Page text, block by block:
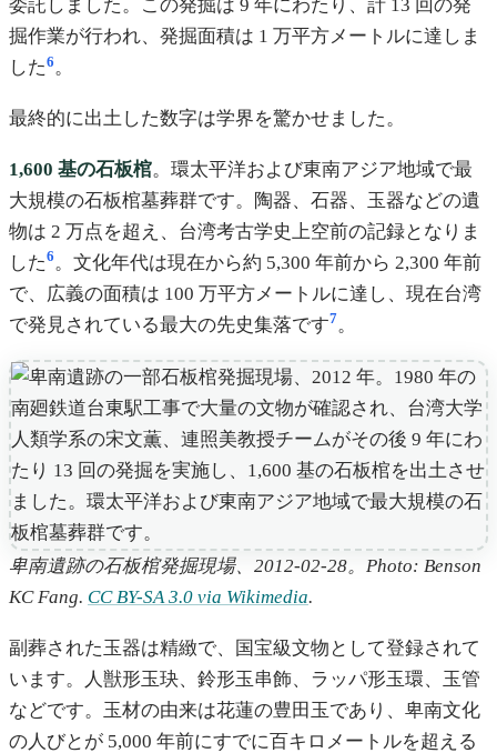
委託しました。この発掘は 9 年にわたり、計 13 回の発
掘作業が行われ、発掘面積は 1 万平方メートルに達しま
した6。
最終的に出土した数字は学界を驚かせました。
1,600 基の石板棺。環太平洋および東南アジア地域で最
大規模の石板棺墓葬群です。陶器、石器、玉器などの遺
物は 2 万点を超え、台湾考古学史上空前の記録となりま
した6 。文化年代は現在から約 5,300 年前から 2,300 年前
で、広義の面積は 100 万平方メートルに達し、現在台湾
で発見されている最大の先史集落です7。
卑南遺跡の石板棺発掘現場、2012-02-28。Photo: Benson
KC Fang. CC BY-SA 3.0 via Wikimedia.
副葬された玉器は精緻で、国宝級文物として登録されて
います。人獣形玉玦、鈴形玉串飾、ラッパ形玉環、玉管
などです。玉材の由来は花蓮の豊田玉であり、卑南文化
の人びとが 5,000 年前にすでに百キロメートルを超える